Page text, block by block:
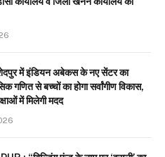
में इंडियन अबेकस के नए सेंटर का
गणित से बच्चों का होगा सर्वांगीण विकास,
में मिलेगी मदद